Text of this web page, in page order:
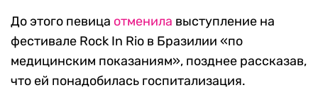
До этого певица отменила выступление на
фестивале Rock In Rio в Бразилии «по
медицинским показаниям», позднее рассказав,
что ей понадобилась госпитализация.